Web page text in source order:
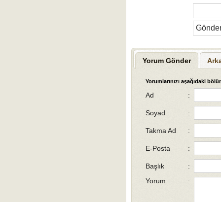
Yorum Gönder
Yorumlarınızı aşağıdaki
Ad :
Soyad :
Takma Ad :
E-Posta :
Başlık
:
Yorum
: